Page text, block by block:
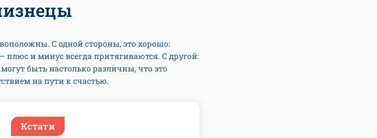
С одной стороны, это хорошо:
и минус всегда притягиваются. С другой:
быть настолько различны, что это
на пути к счастью.
Кстати